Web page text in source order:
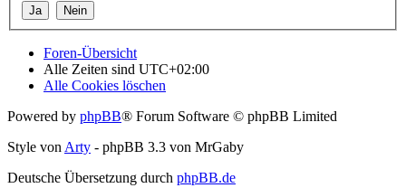
Foren-Übersicht
Alle Zeiten sind UTC+02:00
Alle Cookies löschen
Powered by phpBB® Forum Software © phpBB Limited
Style von Arty - phpBB 3.3 von MrGaby
Deutsche Übersetzung durch phpBB.de